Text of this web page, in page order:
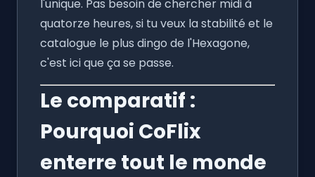
l'unique. Pas besoin de chercher midi à
quatorze heures, si tu veux la stabilité et le
catalogue le plus dingo de l'Hexagone,
c'est ici que ça se passe.
Le comparatif :
Pourquoi CoFlix
enterre tout le monde